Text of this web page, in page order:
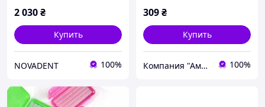
2 030₴
Купить
NOVADENT 100%
309₴
Купить
Компания "Америка" 100%